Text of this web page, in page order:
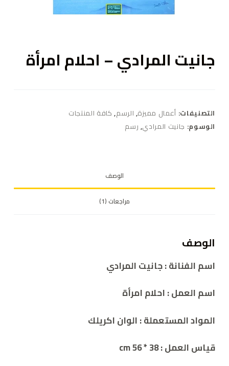
جانيت المرادي – احلام امرأة
التصنيفات: أعمال مميزة, الرسم, كافة المنتجات
الوسوم: جانيت المرادي, رسم
الوصف
مراجعات (1)
الوصف
اسم الفنانة : جانيت المرادي
اسم العمل :احلام امرأة
المواد المستعملة : الوان اكريلك
قياس العمل :38 *
cm 56